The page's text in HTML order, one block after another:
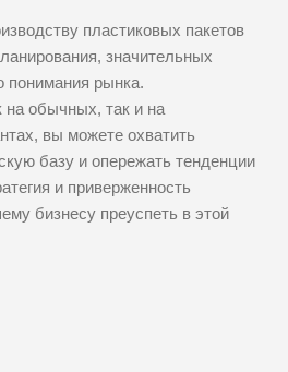
пластиковых пакетов
значительных
понимания рынка.
на обычных, так и на
вы можете охватить
базу и опережать тенденции
и приверженность
бизнесу преуспеть в этой